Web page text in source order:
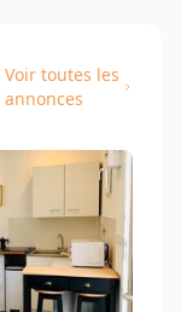
Voir toutes les
annonces